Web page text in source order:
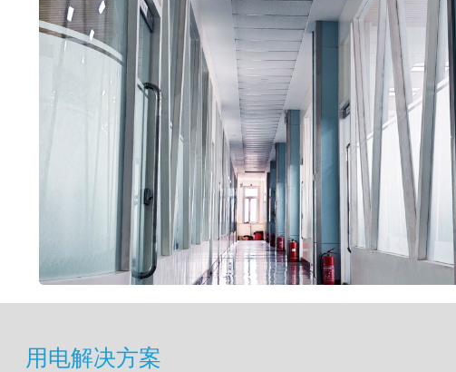
用电解决方案